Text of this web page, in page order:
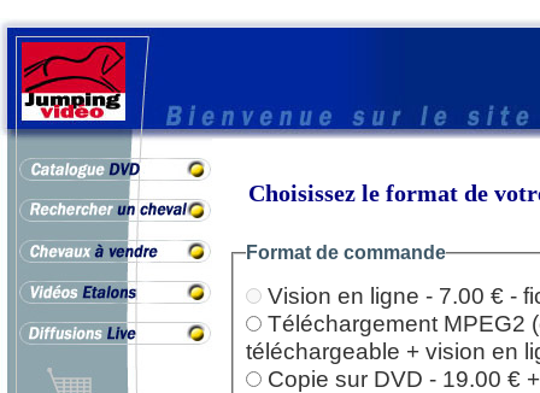
Choisissez le format de
Format de commande
Vision en ligne - 7.00 € -
Téléchargement MPEG2
téléchargeable + vision en
Copie sur DVD - 19.00 €